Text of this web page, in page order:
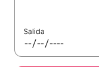
Salida